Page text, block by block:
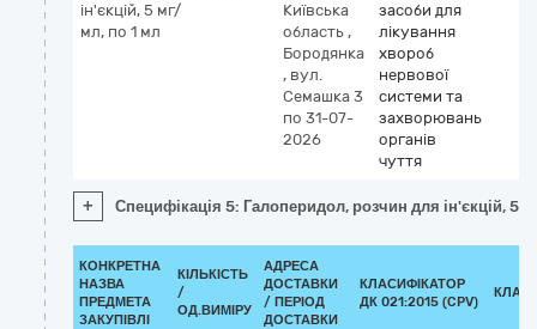
ін'єкцій, 5 мг/
мл, по 1 мл
Київська
область ,
Бородянка
, вул.
Семашка 3
по 31-07-
2026
засоби для
лікування
хвороб
нервової
системи та
захворювань
органів
чуття
+ Специфікація 5: Галоперидол, розчин для ін'єкцій, 5
КОНКРЕТНА
НАЗВА
ПРЕДМЕТА
ЗАКУПІВЛІ
КІЛЬКІСТЬ
/
ОД.ВИМІРУ
АДРЕСА
ДОСТАВКИ
/ ПЕРІОД
ДОСТАВКИ
КЛАСИФІКАТОР
ДК 021:2015 (CPV)